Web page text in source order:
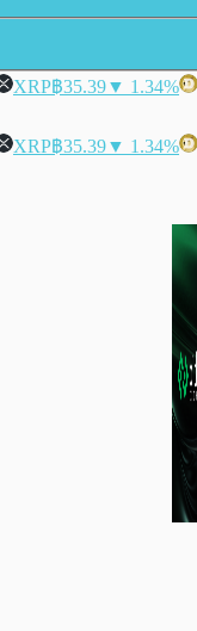
XRP฿35.39▼ 1.34%
XRP฿35.39▼ 1.34%